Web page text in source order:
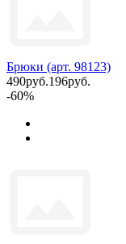
Брюки (арт. 98123)
490руб.196руб.
-60%